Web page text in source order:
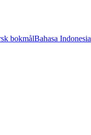
bokmålBahasa Indonesia